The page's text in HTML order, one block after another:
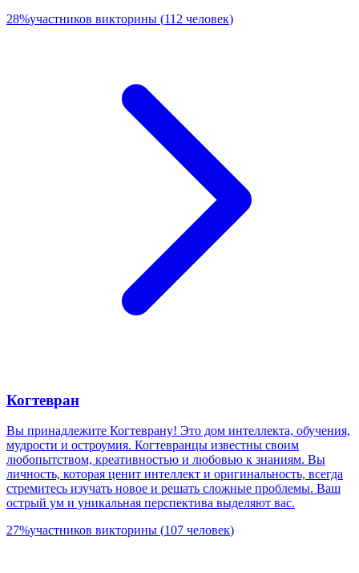
28%участников викторины (112 человек)
Когтевран
Вы принадлежите Когтеврану! Это дом интеллекта, обучения,
мудрости и остроумия. Когтевранцы известны своим
любопытством, креативностью и любовью к знаниям. Вы
личность, которая ценит интеллект и оригинальность, всегда
стремитесь изучать новое и решать сложные проблемы. Ваш
острый ум и уникальная перспектива выделяют вас.
27%участников викторины (107 человек)